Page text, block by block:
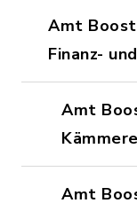
Amt
Finanz-
Amt
Amt